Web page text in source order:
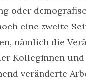
oder
eine zweite
nämlich die
Kolleginnen
veränderte